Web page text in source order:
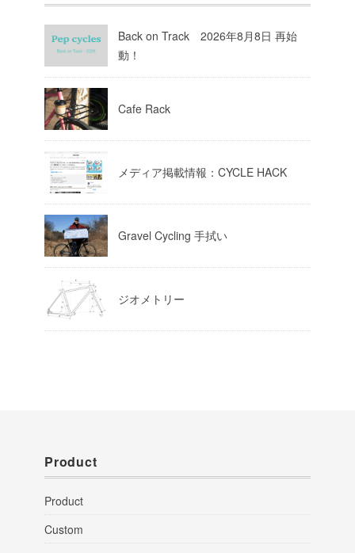
今週はお知らせがいっぱいあるのでチ
ェックしてて下さいね！
Back on Track 2026年8月8日 再始
動！
Cafe Rack
メディア掲載情報：CYCLE HACK
Gravel Cycling 手拭い
ジオメトリー
Product
Product
Custom